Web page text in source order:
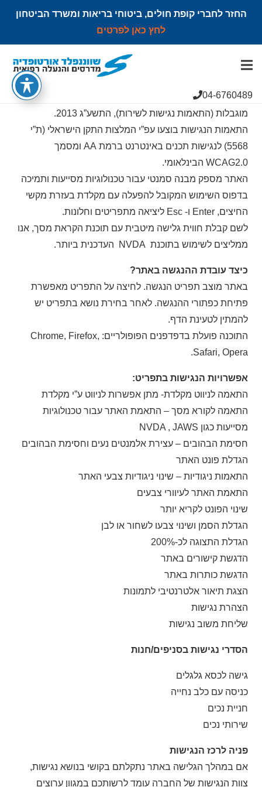
החזר לחברי קופת חולים, ביטוחי בריאות ומשרד הביטחון
לחץ כאן לפרטים
04-6760489
אתר האינטרנט עומד בדרישות תקנות שוויון זכויות לאנשים עם
מוגבלות (התאמות נגישות לשירות), התשע”ג 2013.
התאמות הנגישות בוצעו עפ”י המלצות התקן הישראלי (ת”י
5568) לנגישות תכנים באינטרנט ברמת AA ומסמך
WCAG2.0 הבינלאומי.
האתר מספק מבנה סמנטי עבור טכנולוגיות מסייעות ותמיכה
בדפוס השימוש המקובל להפעלה עם מקלדת בעזרת מקשי
החיצים, Enter ו- Esc ליציאה מתפריטים וחלונות.
לשם קבלת חווית גלישה מיטבית עם תוכנת הקראת מסך, אנו
ממליצים לשימוש בתוכנת NVDA העדכנית ביותר.
כיצד עובדת ההנגשה באתר?
באתר מוצב תפריט הנגשה. לחיצה על התפריט מאפשרת
פתיחת כפתורי ההנגשה. לאחר בחירת נושא בתפריט יש
להמתין לטעינת הדף.
התוכנה פועלת בדפדפנים הפופולריים: Chrome, Firefox,
Safari, Opera.
אפשרויות הנגישות בתפריט:
התאמה לניווט מקלדת- מתן אפשרות לניווט ע”י מקלדת
התאמה לקורא מסך – התאמת האתר עבור טכנולוגיות
מסייעות כגון NVDA , JAWS
חסימת הבהובים – עצירת אלמנטים נעים וחסימת הבהובים
הגדלת פונט האתר
התאמות ניגודיות – שינוי ניגודיות צבעי האתר
התאמת האתר לעיוורי צבעים
שינוי הפונט לקריא יותר
הגדלת הסמן ושינוי צבעו לשחור או לבן
הגדלת התצוגה לכ-200%
הדגשת קישורים באתר
הדגשת כותרות באתר
הצגת תיאור אלטרנטיבי לתמונות
הצהרת נגישות
שליחת משוב נגישות
הסדרי נגישות בסניפים/חנות
גישה לכסא גלגלים
כניסה עם כלב נחייה
חניית נכים
שירותי נכים
פניה לרכז הנגישות
אם במהלך הגלישה באתר נתקלתם בקושי בנושא נגישות,
צוות הנגישות של החברה עומד לרשותכם במגוון ערוצים